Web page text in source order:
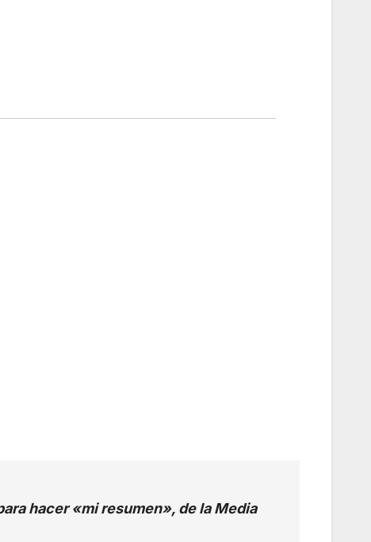
hacer «mi resumen», de la Media